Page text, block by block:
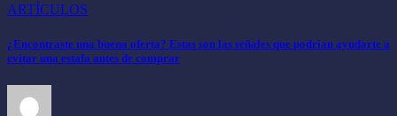
ARTÍCULOS
¿Encontraste una buena oferta? Estas son las señales que podrían ayudarte a
evitar una estafa antes de comprar